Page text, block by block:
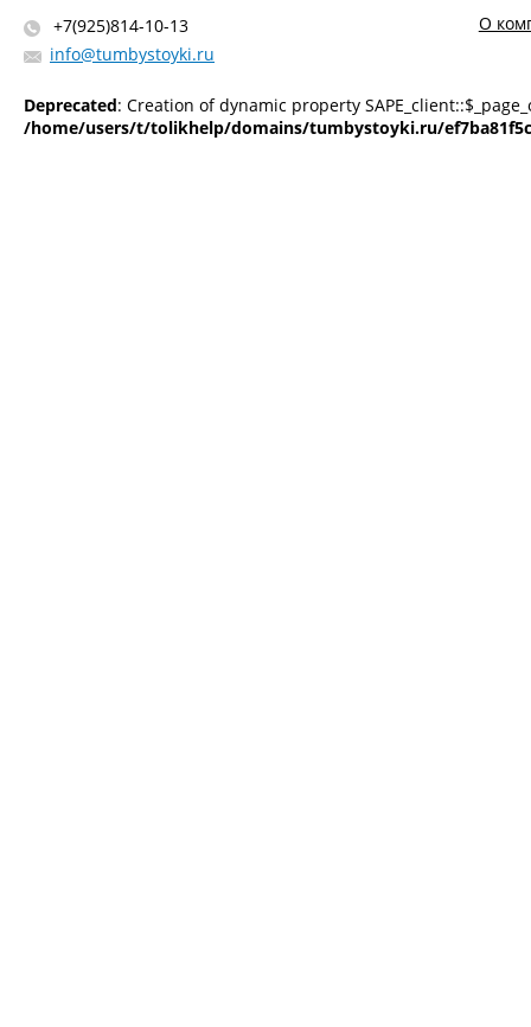
+7(925)814-10-13
info@tumbystoyki.ru
О
Deprecated: Creation of dynamic property
/home/users/t/tolikhelp/domains/tumbystoyki.ru/